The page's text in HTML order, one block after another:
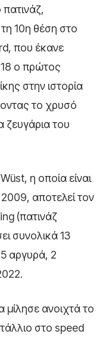
10η θέση στο
που έκανε
ο πρώτος
στην ιστορία
το χρυσό
ζευγάρια του
η οποία είναι
αποτελεί τον
(πατινάζ
συνολικά 13
αργυρά, 2
ανοιχτά το
στο speed